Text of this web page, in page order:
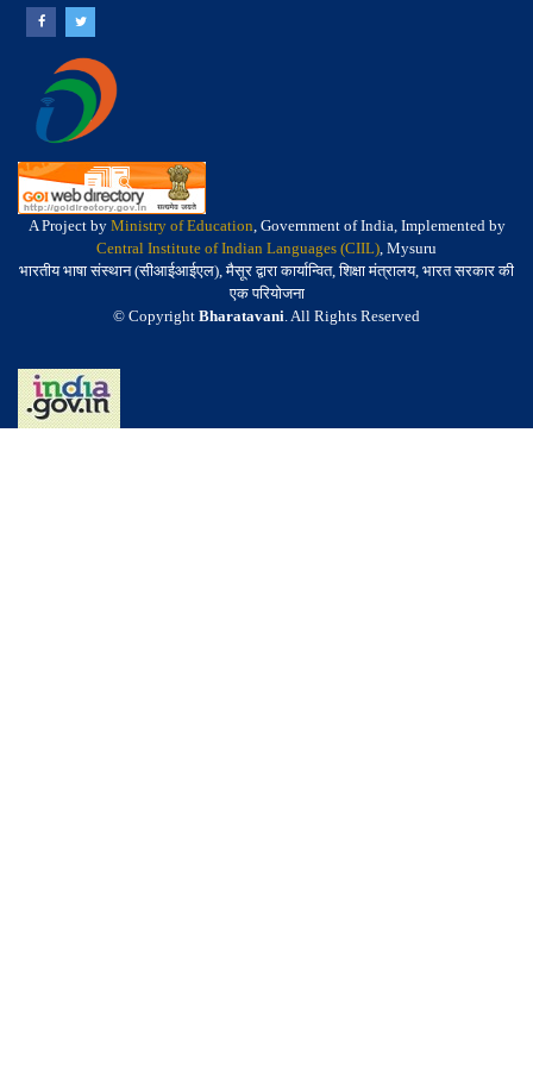
A Project by Ministry of Education, Government of India, Implemented by
Central Institute of Indian Languages (CIIL), Mysuru
भारतीय भाषा संस्थान (सीआईआईएल), मैसूर द्वारा कार्यान्वित, शिक्षा मंत्रालय, भारत सरकार की
एक परियोजना
© Copyright Bharatavani. All Rights Reserved